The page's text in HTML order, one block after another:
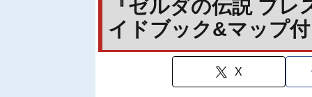
『ゼルダの伝説 ブ
イドブック&マップ
X